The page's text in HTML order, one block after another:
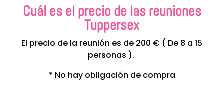
Cuál es el precio de las reuniones
Tuppersex
El precio de la reunión es de 200 € ( De 8 a 15
personas ).
* No hay obligación de compra